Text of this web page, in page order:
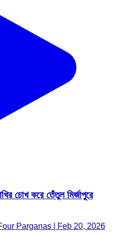
চোখ করে তেঁতুল মির্জাপুরে
Parganas | Feb 20, 2026